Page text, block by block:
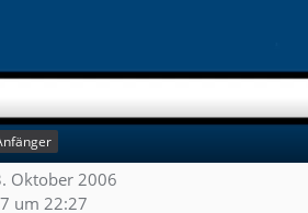
Oktober 2006
um 22:27